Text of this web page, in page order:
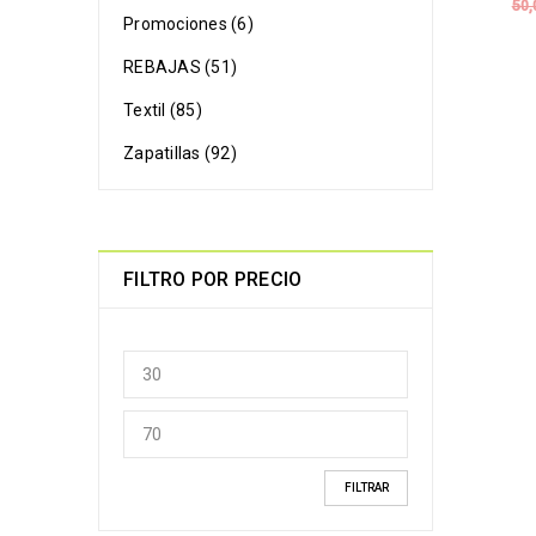
Promociones (6)
REBAJAS (51)
Textil (85)
Zapatillas (92)
FILTRO POR PRECIO
FILTRAR